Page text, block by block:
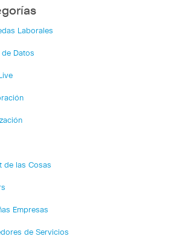
Laborales
Datos
de las Cosas
Empresas
de Servicios